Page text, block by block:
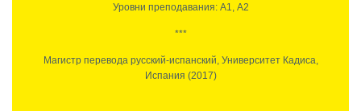
Уровни преподавания: А1, А2
***
Магистр перевода русский-испанский, Университет Кадиса,
Испания (2017)